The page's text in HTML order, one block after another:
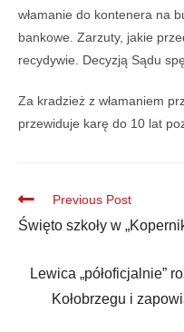
włamanie do kontenera na
bankowe. Zarzuty, jakie
recydywie. Decyzją Sądu
Za kradzież z włamaniem
przewiduje karę do 10 lat
Previous Post
Święto szkoły w
Lewica „półoficjalnie”
Kołobrzegu i